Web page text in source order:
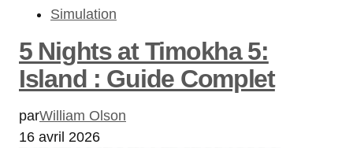
Simulation
5 Nights at Timokha 5:
Island : Guide Complet
parWilliam Olson
16 avril 2026